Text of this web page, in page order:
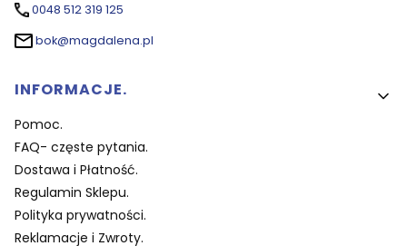
0048 512 319 125
bok@magdalena.pl
Linki w stopce
INFORMACJE.
Pomoc.
FAQ- częste pytania.
Dostawa i Płatność.
Regulamin Sklepu.
Polityka prywatności.
Reklamacje i Zwroty.